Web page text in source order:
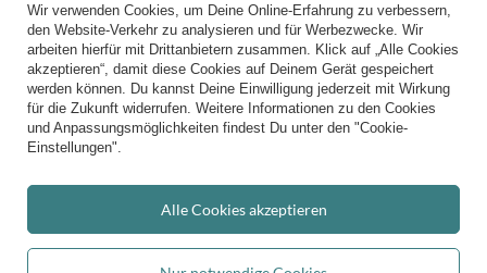
Bequeme Lieferung
Du kannst uns vertrauen
Folge uns:
Wir verwenden Cookies, um Deine Online-Erfahrung zu verbessern,
den Website-Verkehr zu analysieren und für Werbezwecke. Wir
arbeiten hierfür mit Drittanbietern zusammen. Klick auf „Alle Cookies
akzeptieren“, damit diese Cookies auf Deinem Gerät gespeichert
werden können. Du kannst Deine Einwilligung jederzeit mit Wirkung
für die Zukunft widerrufen. Weitere Informationen zu den Cookies
und Anpassungsmöglichkeiten findest Du unter den "Cookie-
Einstellungen".
Alle Cookies akzeptieren